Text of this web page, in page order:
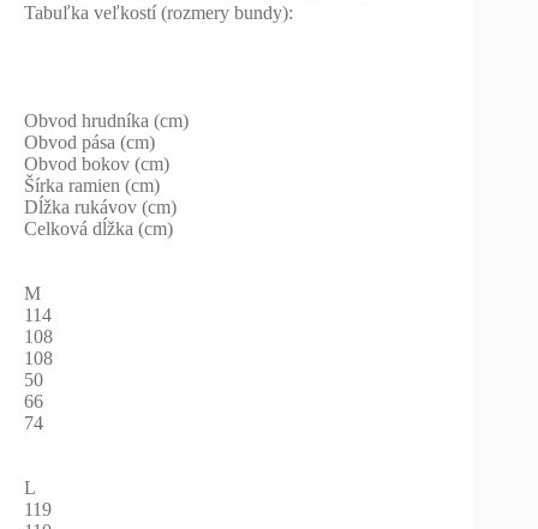
Tabuľka veľkostí (rozmery bundy):
Obvod hrudníka (cm)
Obvod pása (cm)
Obvod bokov (cm)
Šírka ramien (cm)
Dĺžka rukávov (cm)
Celková dĺžka (cm)
M
114
108
108
50
66
74
L
119